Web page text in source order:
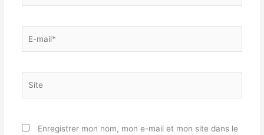
mail*
Enregistrer mon nom, mon e-mail et mon site dans le